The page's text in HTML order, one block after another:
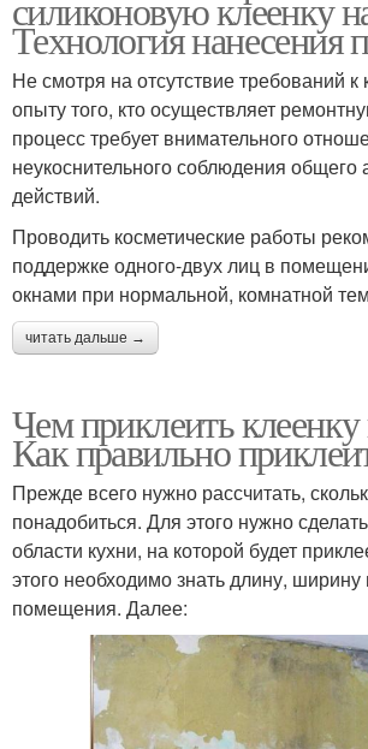
Технология нанесения
Не смотря на отсутствие требований
опыту того, кто осуществляет
процесс требует внимательного
неукоснительного соблюдения общего
действий.
Проводить косметические работы
поддержке одного-двух лиц в
окнами при нормальной, комнатной
читать дальше →
Чем приклеить клеенку
Как правильно
Прежде всего нужно рассчитать,
понадобиться. Для этого нужно
области кухни, на которой будет
этого необходимо знать длину, ширину
помещения. Далее: